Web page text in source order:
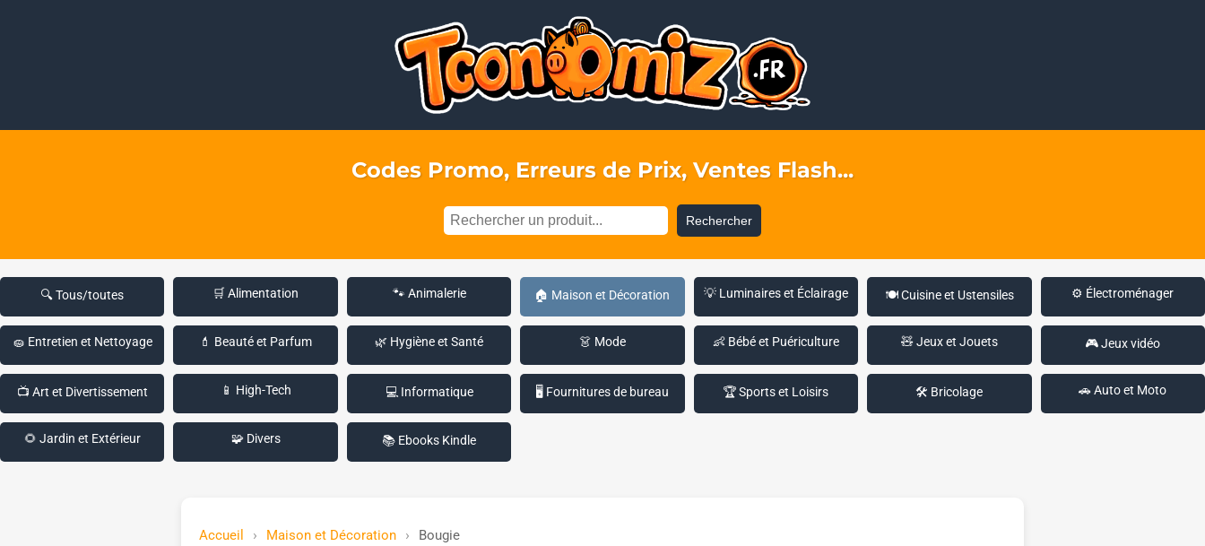
Codes Promo, Erreurs de Prix, Ventes Flash...
Rechercher
🔍 Tous/toutes 🛒 Alimentation 🐾 Animalerie 🏠 Maison et Décoration 💡 Luminaires et Éclairage 🍽️ Cuisine et Ustensiles ⚙️ Électroménager
🧽 Entretien et Nettoyage 💄 Beauté et Parfum 🌿 Hygiène et Santé 👗 Mode 👶 Bébé et Puériculture 🧸 Jeux et Jouets 🎮 Jeux vidéo
📺 Art et Divertissement 📱 High-Tech 💻 Informatique 🖥️ Fournitures de bureau 🏆 Sports et Loisirs 🛠️ Bricolage 🚗 Auto et Moto
🌻 Jardin et Extérieur 🧩 Divers 📚 Ebooks Kindle
Accueil Maison et Décoration Bougie